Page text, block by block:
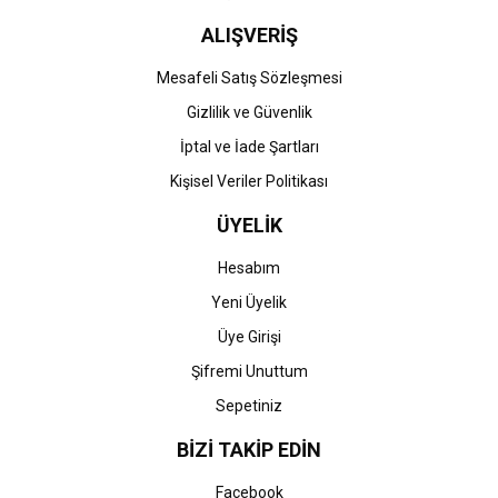
ALIŞVERİŞ
Mesafeli Satış Sözleşmesi
Gizlilik ve Güvenlik
İptal ve İade Şartları
Kişisel Veriler Politikası
ÜYELİK
Hesabım
Yeni Üyelik
Üye Girişi
Şifremi Unuttum
Sepetiniz
BİZİ TAKİP EDİN
Facebook